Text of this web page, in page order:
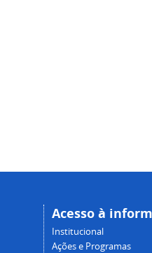
Acesso à
Institucional
Ações e Programas